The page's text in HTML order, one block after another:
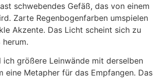
schwebendes Gefäß, das von einem
Zarte Regenbogenfarben umspielen
Akzente. Das Licht scheint sich zu
größere Leinwände mit derselben
Metapher für das Empfangen. Das